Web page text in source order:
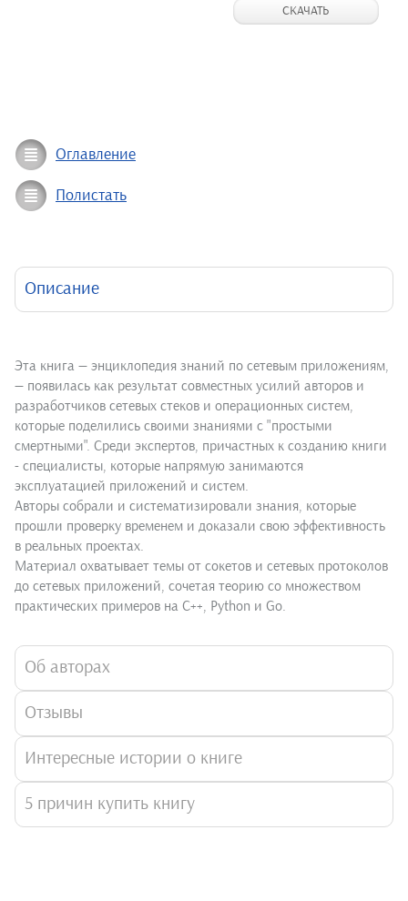
СКАЧАТЬ
Оглавление
Полистать
Описание
Эта книга — энциклопедия знаний по сетевым приложениям,
— появилась как результат совместных усилий авторов и
разработчиков сетевых стеков и операционных систем,
которые поделились своими знаниями с "простыми
смертными". Среди экспертов, причастных к созданию книги
- специалисты, которые напрямую занимаются
эксплуатацией приложений и систем.
Авторы собрали и систематизировали знания, которые
прошли проверку временем и доказали свою эффективность
в реальных проектах.
Материал охватывает темы от сокетов и сетевых протоколов
до сетевых приложений, сочетая теорию со множеством
практических примеров на C++, Python и Go.
Об авторах
Отзывы
Интересные истории о книге
5 причин купить книгу